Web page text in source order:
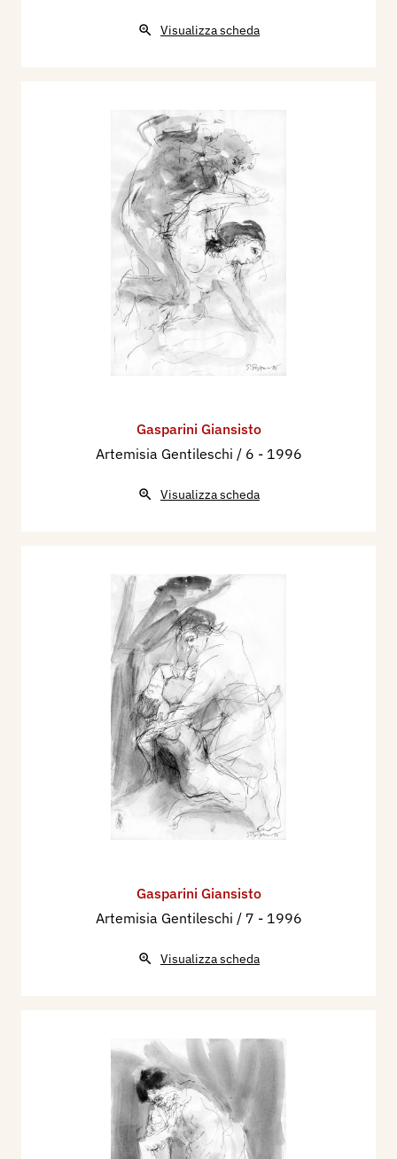
Visualizza scheda
Gasparini Giansisto
Artemisia Gentileschi / 6 - 1996
Visualizza scheda
Gasparini Giansisto
Artemisia Gentileschi / 7 - 1996
Visualizza scheda